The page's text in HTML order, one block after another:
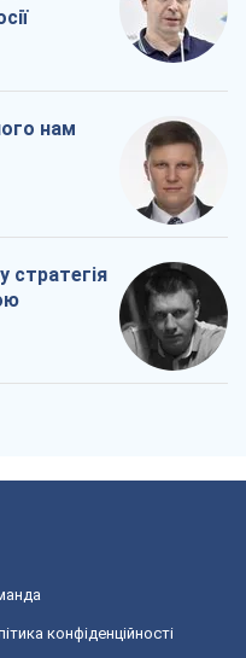
нам
стратегія
конфіденційності